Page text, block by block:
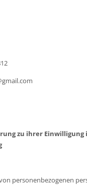
zu ihrer Einwilligung
personenbezogenen